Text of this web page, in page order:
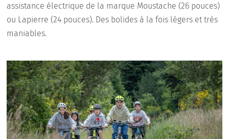
assistance électrique de la marque Moustache (26 pouces)
ou Lapierre (24 pouces). Des bolides à la fois légers et très
maniables.